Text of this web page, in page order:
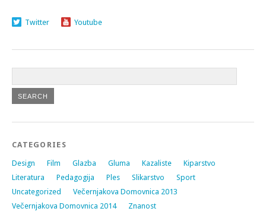
Twitter Youtube
CATEGORIES
Design Film Glazba Gluma Kazaliste
Kiparstvo
Literatura
Pedagogija Ples Slikarstvo
Sport
Uncategorized
Večernjakova Domovnica 2013
Večernjakova Domovnica 2014
Znanost